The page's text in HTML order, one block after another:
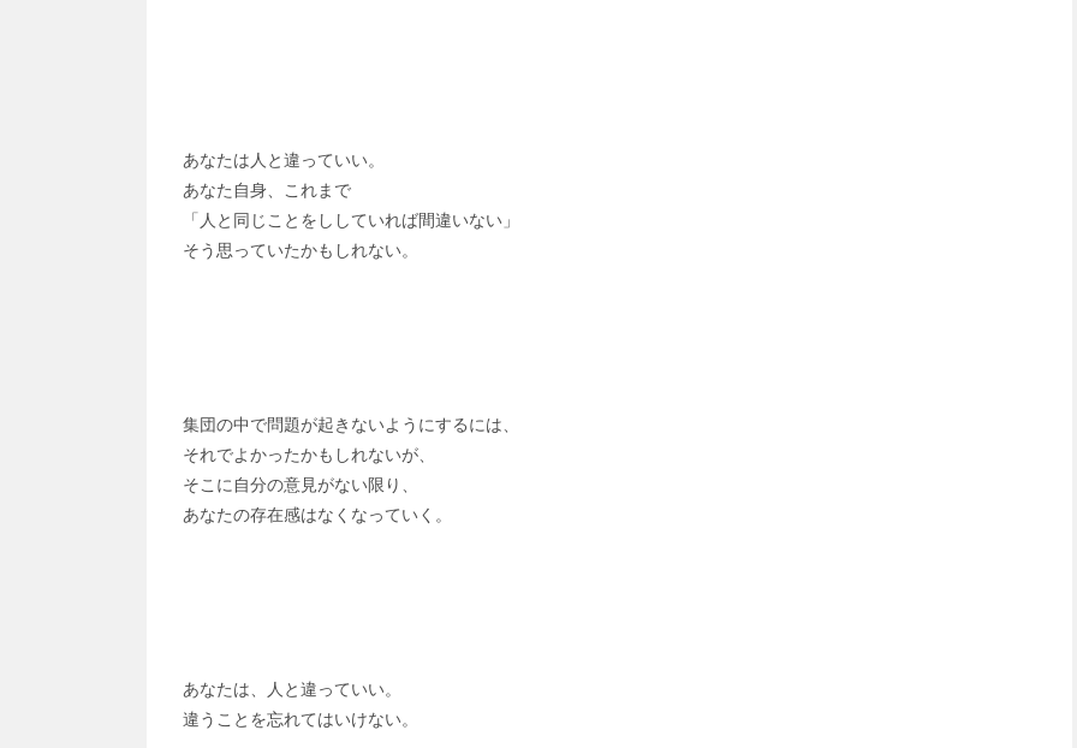
あなたは人と違っていい。
あなた自身、これまで
「人と同じことをししていれば間違いない」
そう思っていたかもしれない。
集団の中で問題が起きないようにするには、
それでよかったかもしれないが、
そこに自分の意見がない限り、
あなたの存在感はなくなっていく。
あなたは、人と違っていい。
違うことを忘れてはいけない。